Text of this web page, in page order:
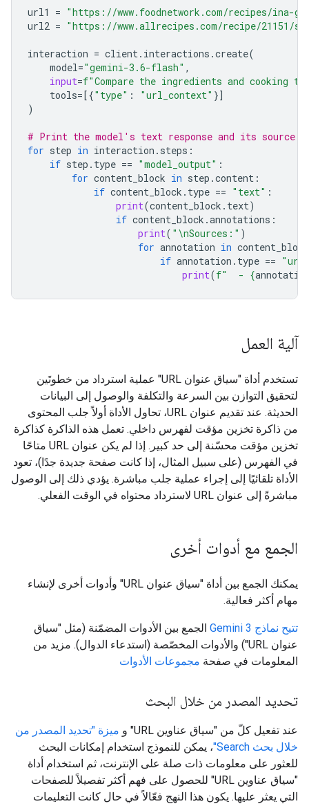
url1 = "https://www.foodnetwork.com/recipes/ina-
url2 = "https://www.allrecipes.com/recipe/21151/
interaction = client. interactions .create(
model="gemini-3.6-flash" ,
input=f"Compare the ingredients and cooking
tools=[{"type" : "url_context" }]
)
# Print the model's text response and its source
for step in interaction . steps :
if step . type == "model_output" :
for content_block in step .content :
if content_block . type == "text" :
print(content_block . text)
if content_block .annotations :
print( " \nSources:" )
for annotation in content_block
if annotation . type ==
print(f"  - {
آلية العمل
تستخدم أداة "سياق عنوان URL" عملية استرداد من خطوتَين
لتحقيق التوازن بين السرعة والتكلفة والوصول إلى البيانات
الحديثة. عند تقديم عنوان URL، تحاول الأداة أولاً جلب المحتوى
من ذاكرة تخزين مؤقت لفهرس داخلي. تعمل هذه الذاكرة كذاكرة
تخزين مؤقت محسّنة إلى حد كبير. إذا لم يكن عنوان URL متاحًا
في الفهرس (على سبيل المثال، إذا كانت صفحة جديدة جدًا)، تعود
الأداة تلقائيًا إلى إجراء عملية جلب مباشرة. يؤدي ذلك إلى الوصول
مباشرةً إلى عنوان URL لاسترداد محتواه في الوقت الفعلي.
الجمع مع أدوات أخرى
يمكنك الجمع بين أداة "سياق عنوان URL" وأدوات أخرى لإنشاء
مهام أكثر فعالية.
تتيح نماذج Gemini 3
الجمع بين الأدوات المضمّنة (مثل "سياق
عنوان URL") والأدوات المخصّصة (استدعاء الدوال). مزيد من
المعلومات في صفحة مجموعات الأدوات
تحديد المصدر من خلال البحث
عند تفعيل كلّ من "سياق عناوين URL" و
ميزة "تحديد المصدر من
خلال بحث Search"
، يمكن للنموذج استخدام إمكانات البحث
للعثور على معلومات ذات صلة على الإنترنت، ثم استخدام أداة
"سياق عناوين URL" للحصول على فهم أكثر تفصيلاً للصفحات
التي يعثر عليها. يكون هذا النهج فعّالاً في حال كانت التعليمات